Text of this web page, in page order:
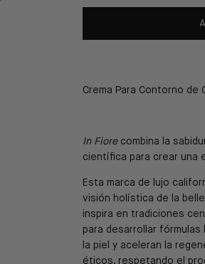
Crema Para Contorno de
In Fiorecombina la
científica para crear una
Esta marca de lujo
visión holística de la
inspira en tradiciones
para desarrollar
la piel y aceleran la
éticos, respetando el